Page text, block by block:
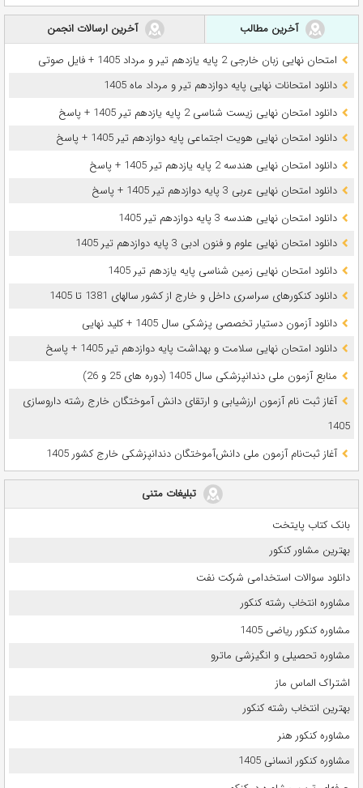
آخرین مطالب
آخرین ارسالات انجمن
امتحان نهایی زبان خارجی 2 پایه یازدهم تیر و مرداد 1405 + فایل صوتی
دانلود امتحانات نهایی پایه دوازدهم تیر و مرداد ماه 1405
دانلود امتحان نهایی زیست شناسی 2 پایه یازدهم تیر 1405 + پاسخ
دانلود امتحان نهایی هویت اجتماعی پایه دوازدهم تیر 1405 + پاسخ
دانلود امتحان نهایی هندسه 2 پایه یازدهم تیر 1405 + پاسخ
دانلود امتحان نهایی عربی 3 پایه دوازدهم تیر 1405 + پاسخ
دانلود امتحان نهایی هندسه 3 پایه دوازدهم تیر 1405
دانلود امتحان نهایی علوم و فنون ادبی 3 پایه دوازدهم تیر 1405
دانلود امتحان نهایی زمین شناسی پایه یازدهم تیر 1405
دانلود کنکورهای سراسری داخل و خارج از کشور سالهای 1381 تا 1405
دانلود آزمون دستیار تخصصی پزشکی سال 1405 + کلید نهایی
دانلود امتحان نهایی سلامت و بهداشت پایه دوازدهم تیر 1405 + پاسخ
ﻣﻨﺎﺑﻊ آزﻣﻮن ﻣﻠﯽ دندانپزشکی سال 1405 (دوره های 25 و 26)
آغاز ثبت نام آزمون‌ ارزشیابی و ارتقای دانش آموختگان خارج رشته داروسازی
1405
آغاز ثبت‌نام آزمون ملی دانش‌آموختگان دندانپزشکی خارج کشور 1405
تبلیغات متنی
بانک کتاب پایتخت
بهترین مشاور کنکور
دانلود سوالات استخدامی شرکت نفت
مشاوره انتخاب رشته کنکور
مشاوره کنکور ریاضی 1405
مشاوره تحصیلی و انگیزشی ماترو
اشتراک الماس ماز
بهترین انتخاب رشته کنکور
مشاوره کنکور هنر
مشاوره کنکور انسانی 1405